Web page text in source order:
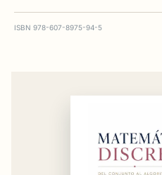
ISBN 978-607-8975-94-5